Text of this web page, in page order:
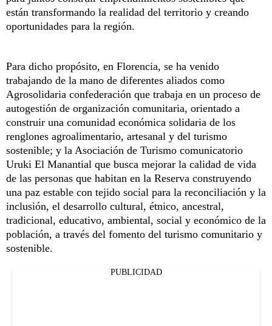
están transformando la realidad del territorio y creando
oportunidades para la región.
Para dicho propósito, en Florencia, se ha venido
trabajando de la mano de diferentes aliados como
Agrosolidaria confederación que trabaja en un proceso de
autogestión de organización comunitaria, orientado a
construir una comunidad económica solidaria de los
renglones agroalimentario, artesanal y del turismo
sostenible; y la Asociación de Turismo comunicatorio
Uruki El Manantial que busca mejorar la calidad de vida
de las personas que habitan en la Reserva construyendo
una paz estable con tejido social para la reconciliación y la
inclusión, el desarrollo cultural, étnico, ancestral,
tradicional, educativo, ambiental, social y económico de la
población, a través del fomento del turismo comunitario y
sostenible.
PUBLICIDAD